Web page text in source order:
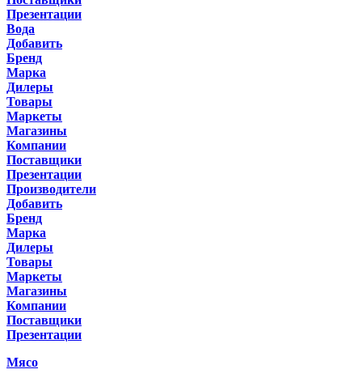
Презентации
Вода
Добавить
Бренд
Марка
Дилеры
Товары
Маркеты
Магазины
Компании
Поставщики
Презентации
Производители
Добавить
Бренд
Марка
Дилеры
Товары
Маркеты
Магазины
Компании
Поставщики
Презентации
Мясо